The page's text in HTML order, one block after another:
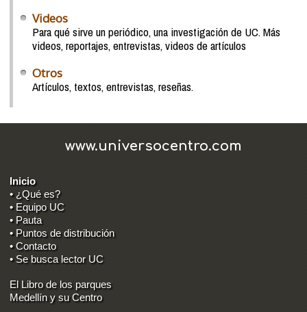
Videos
Para qué sirve un periódico, una investigación de UC. Más
videos, reportajes, entrevistas, videos de artículos
Otros
Artículos, textos, entrevistas, reseñas.
www.universocentro.com
Inicio
• ¿Qué es?
• Equipo UC
• Pauta
• Puntos de distribución
• Contacto
• Se busca lector UC
El Libro de los parques
Medellín y su Centro